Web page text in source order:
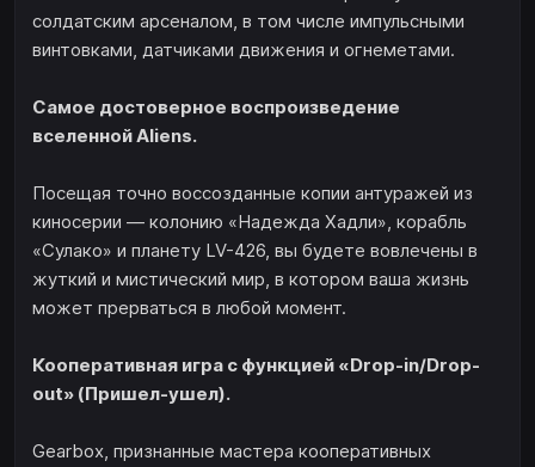
солдатским арсеналом, в том числе импульсными
винтовками, датчиками движения и огнеметами.
Самое достоверное воспроизведение
вселенной Aliens.
Посещая точно воссозданные копии антуражей из
киносерии — колонию «Надежда Хадли», корабль
«Сулако» и планету LV-426, вы будете вовлечены в
жуткий и мистический мир, в котором ваша жизнь
может прерваться в любой момент.
Кооперативная игра с функцией «Drop-in/Drop-
out» (Пришел-ушел).
Gearbox, признанные мастера кооперативных